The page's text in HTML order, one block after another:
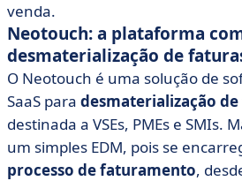
venda.
Neotouch: a plataforma
desmaterialização de
O Neotouch é uma solução de
SaaS para desmaterialização
destinada a VSEs, PMEs e SMIs.
um simples EDM, pois se
processo de faturamento,